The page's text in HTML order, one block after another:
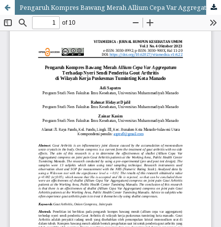
Pengaruh Kompres Bawang Merah Allium Cepa Var Aggregatum Terhadap Nyeri Sendi Penderita Gout Arthritis di Wilayah Kerja Puskesmas Tuminting Kota Manado